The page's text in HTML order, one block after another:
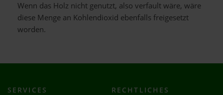
Wenn das Holz nicht genutzt, also verfault wäre, wäre
diese Menge an Kohlendioxid ebenfalls freigesetzt
worden.
SERVICES RECHTLICHES